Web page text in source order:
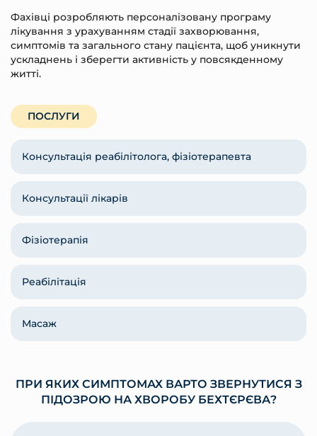
Фахівці розробляють персоналізовану програму
лікування з урахуванням стадії захворювання,
симптомів та загального стану пацієнта, щоб уникнути
ускладнень і зберегти активність у повсякденному
житті.
ПОСЛУГИ
Консультація реабілітолога, фізіотерапевта
Консультації лікарів
Фізіотерапія
Реабілітація
Масаж
ПРИ ЯКИХ СИМПТОМАХ ВАРТО ЗВЕРНУТИСЯ З
ПІДОЗРОЮ НА ХВОРОБУ БЕХТЄРЄВА?